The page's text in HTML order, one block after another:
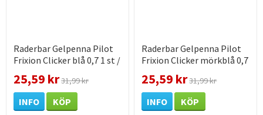
Raderbar Gelpenna Pilot
Frixion Clicker blå 0,7 1 st /
25,59 kr31,99 kr
INFO KÖP
Raderbar Gelpenna Pilot
Frixion Clicker mörkblå 0,7
25,59 kr31,99 kr
INFO KÖP